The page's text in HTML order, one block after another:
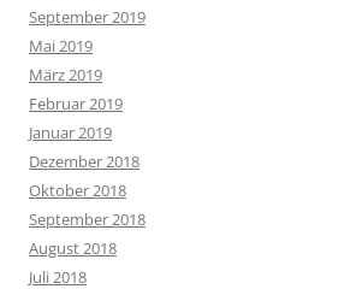
September 2019
Mai 2019
März 2019
Februar 2019
Januar 2019
Dezember 2018
Oktober 2018
September 2018
August 2018
Juli 2018